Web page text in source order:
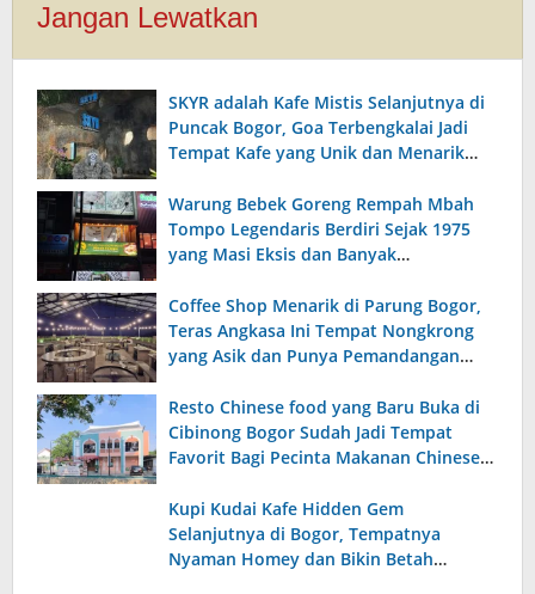
Jangan Lewatkan
SKYR adalah Kafe Mistis Selanjutnya di
Puncak Bogor, Goa Terbengkalai Jadi
Tempat Kafe yang Unik dan Menarik
Warung Bebek Goreng Rempah Mbah
Tompo Legendaris Berdiri Sejak 1975
yang Masi Eksis dan Banyak
Coffee Shop Menarik di Parung Bogor,
Teras Angkasa Ini Tempat Nongkrong
yang Asik dan Punya Pemandangan
Resto Chinese food yang Baru Buka di
Cibinong Bogor Sudah Jadi Tempat
Favorit Bagi Pecinta Makanan Chinese
Homey Banget!
Kupi Kudai Kafe Hidden Gem
Selanjutnya di Bogor, Tempatnya
Nyaman Homey dan Bikin Betah